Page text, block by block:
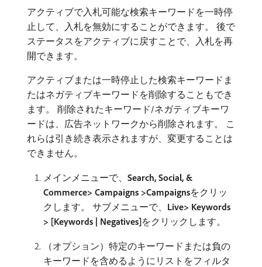
アクティブで入札可能な検索キーワードを一時停
止して、入札を無効にすることができます。 後で
ステータスをアクティブに戻すことで、入札を再
開できます。
アクティブまたは一時停止した検索キーワードま
たはネガティブキーワードを削除することもでき
ます。 削除されたキーワード/ネガティブキーワ
ードは、広告ネットワークから削除されます。 こ
れらは引き続き表示されますが、変更することは
できません。
メインメニューで、 Search, Social, &
Commerce> Campaigns >Campaigns​をクリッ
クします。 サブメニューで、 Live> Keywords
> [Keywords | Negatives]​をクリックします。
（オプション）特定のキーワードまたは負の
キーワードを含めるようにリストをフィルタ